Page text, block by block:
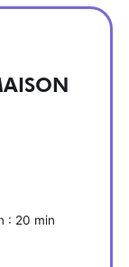
: 20 min